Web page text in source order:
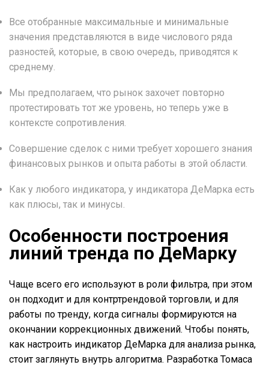
Все отобранные максимальные и минимальные
значения представляются в виде числового ряда
разностей, которые, в свою очередь, приводятся к
среднему.
Мы предполагаем, что рынок захочет повторно
протестировать тот же уровень, но теперь уже в
контексте сопротивления.
Совершение сделок с ними требует хорошего знания
финансовых рынков и опыта работы в этой области.
Как у любого индикатора, у индикатора ДеМарка есть
как плюсы, так и минусы.
Особенности построения
линий тренда по ДеМарку
Чаще всего его используют в роли фильтра, при этом
он подходит и для контртрендовой торговли, и для
работы по тренду, когда сигналы формируются на
окончании коррекционных движений. Чтобы понять,
как настроить индикатор ДеМарка для анализа рынка,
стоит заглянуть внутрь алгоритма. Разработка Томаса